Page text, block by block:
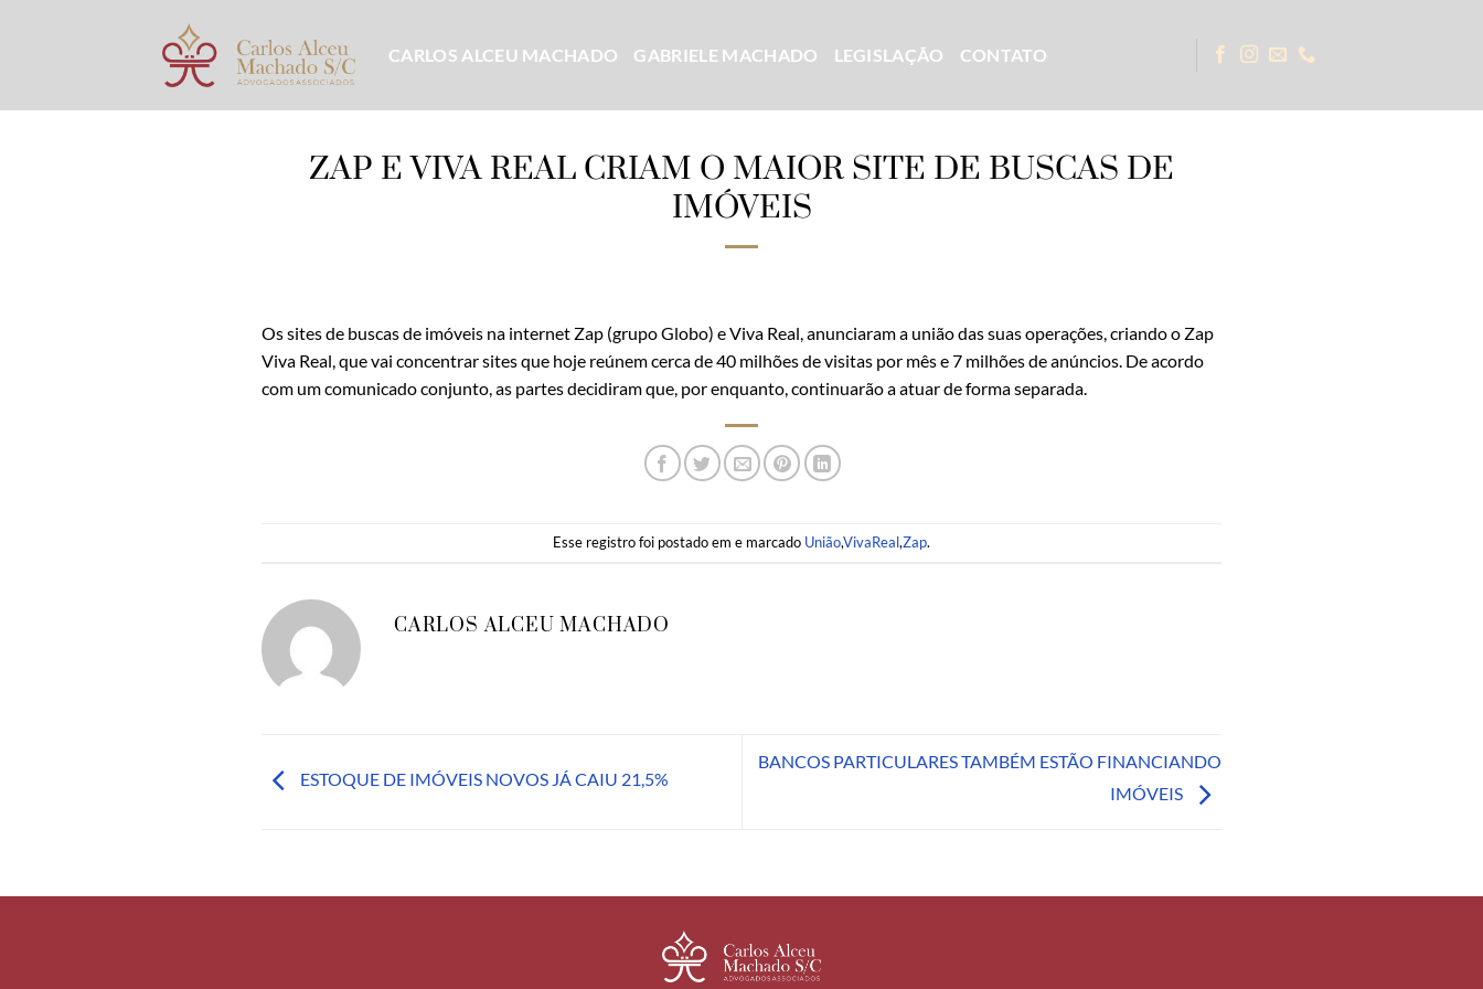
CARLOS ALCEU MACHADO GABRIELE MACHADO LEGISLAÇÃO CONTATO
ZAP E VIVA REAL CRIAM O MAIOR SITE DE BUSCAS DE
IMÓVEIS
Os sites de buscas de imóveis na internet Zap (grupo Globo) e Viva Real, anunciaram a união das suas operações, criando o Zap
Viva Real, que vai concentrar sites que hoje reúnem cerca de 40 milhões de visitas por mês e 7 milhões de anúncios. De acordo
com um comunicado conjunto, as partes decidiram que, por enquanto, continuarão a atuar de forma separada.
Esse registro foi postado em e marcado União,VivaReal,Zap.
CARLOS ALCEU MACHADO
ESTOQUE DE IMÓVEIS NOVOS JÁ CAIU 21,5%
BANCOS PARTICULARES TAMBÉM ESTÃO FINANCIANDO
IMÓVEIS